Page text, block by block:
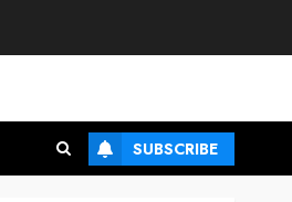
SUBSCRIBE